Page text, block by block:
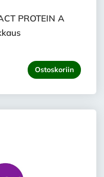
PROTEIN A
Ostoskoriin